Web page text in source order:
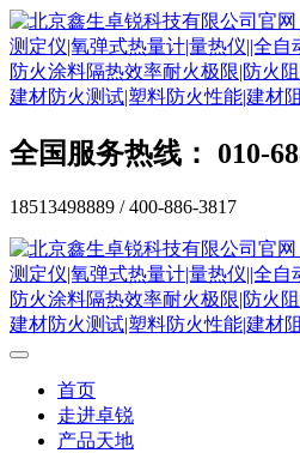
全国服务热线： 010-
18513498889 / 400-886-3817
首页
走进卓锐
产品天地